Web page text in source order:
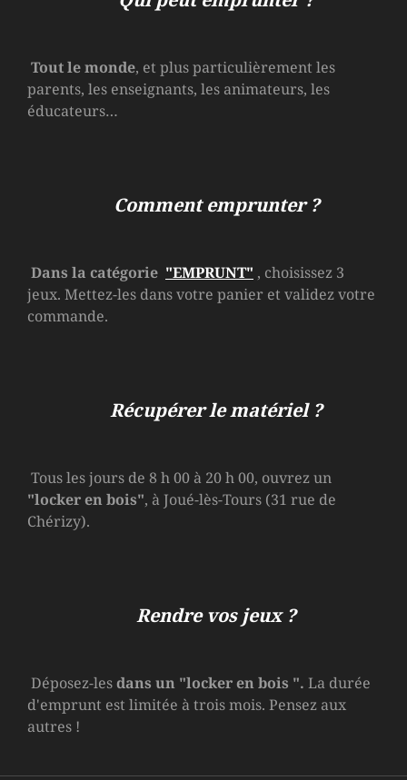
Tout le monde, et plus particulièrement les
parents, les enseignants, les animateurs, les
éducateurs…
Comment emprunter ?
Dans la catégorie "EMPRUNT" , choisissez 3
jeux. Mettez-les dans votre panier et validez votre
commande.
Récupérer le matériel ?
Tous les jours de 8 h 00 à 20 h 00, ouvrez un
"locker en bois", à Joué-lès-Tours (31 rue de
Chérizy).
Rendre vos jeux ?
Déposez-lesdans un "locker en bois ". La durée
d'emprunt est limitée à trois mois. Pensez aux
autres !